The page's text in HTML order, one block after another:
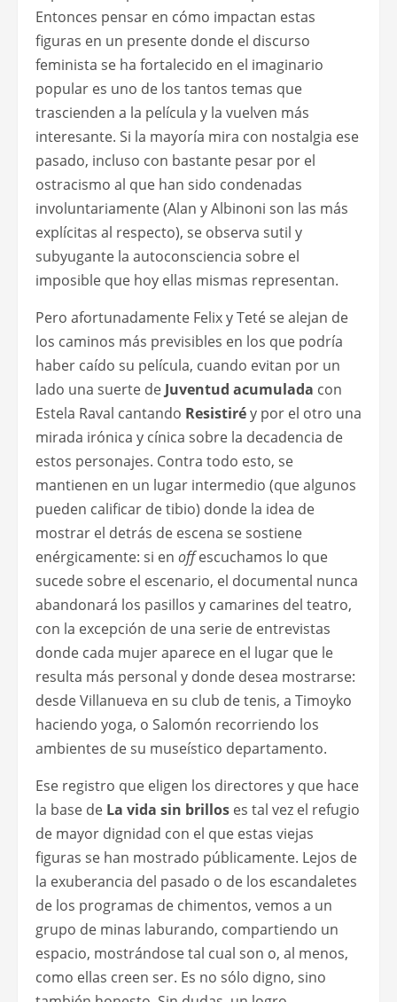
Entonces pensar en cómo impactan estas
figuras en un presente donde el discurso
feminista se ha fortalecido en el imaginario
popular es uno de los tantos temas que
trascienden a la película y la vuelven más
interesante. Si la mayoría mira con nostalgia ese
pasado, incluso con bastante pesar por el
ostracismo al que han sido condenadas
involuntariamente (Alan y Albinoni son las más
explícitas al respecto), se observa sutil y
subyugante la autoconsciencia sobre el
imposible que hoy ellas mismas representan.
Pero afortunadamente Felix y Teté se alejan de
los caminos más previsibles en los que podría
haber caído su película, cuando evitan por un
lado una suerte deJuventud acumulada con
Estela Raval cantando Resistiréy por el otro una
mirada irónica y cínica sobre la decadencia de
estos personajes. Contra todo esto, se
mantienen en un lugar intermedio (que algunos
pueden calificar de tibio) donde la idea de
mostrar el detrás de escena se sostiene
enérgicamente: si en offescuchamos lo que
sucede sobre el escenario, el documental nunca
abandonará los pasillos y camarines del teatro,
con la excepción de una serie de entrevistas
donde cada mujer aparece en el lugar que le
resulta más personal y donde desea mostrarse:
desde Villanueva en su club de tenis, a Timoyko
haciendo yoga, o Salomón recorriendo los
ambientes de su museístico departamento.
Ese registro que eligen los directores y que hace
la base de La vida sin brillos es tal vez el refugio
de mayor dignidad con el que estas viejas
figuras se han mostrado públicamente. Lejos de
la exuberancia del pasado o de los escandaletes
de los programas de chimentos, vemos a un
grupo de minas laburando, compartiendo un
espacio, mostrándose tal cual son o, al menos,
como ellas creen ser. Es no sólo digno, sino